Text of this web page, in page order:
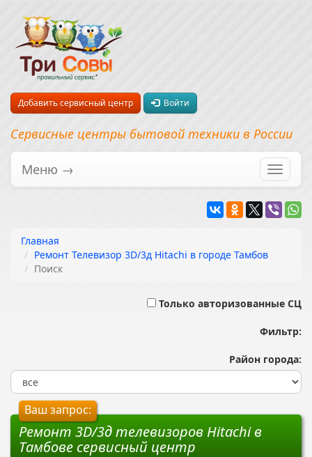
Добавить сервисный центр Войти
Сервисные центры бытовой техники в России
Меню →
Главная
Ремонт Телевизор 3D/3д Hitachi в городе Тамбов
Поиск
Только авторизованные СЦ
Фильтр:
Район города:
Ваш запрос:
Ремонт 3D/3д телевизоров Hitachi в
Тамбове сервисный центр